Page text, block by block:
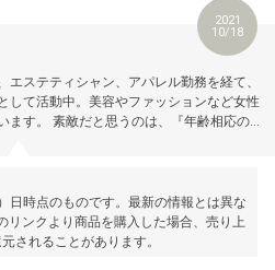
2021
10/18
エステティシャン、アパレル勤務を経て、
して活動中。美容やファッションなど女性
ます。
素敵だと思うのは、『年齢相応の美
時点のものです。最新の情報とは異な
リンクより商品を購入した場合、売り上
されることがあります。